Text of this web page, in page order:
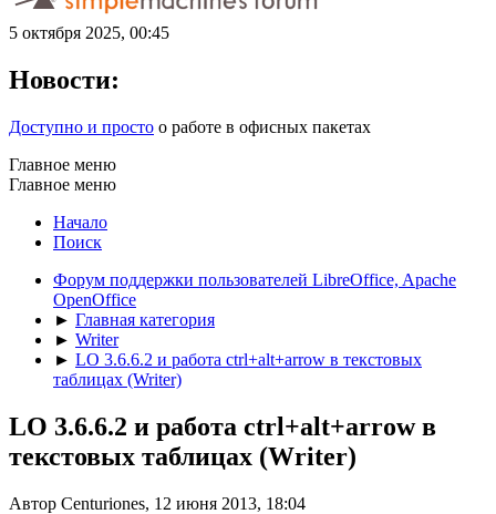
5 октября 2025, 00:45
Новости:
Доступно и просто о работе в офисных пакетах
Главное меню
Главное меню
Начало
Поиск
Форум поддержки пользователей LibreOffice, Apache
OpenOffice
► Главная категория
► Writer
► LO 3.6.6.2 и работа ctrl+alt+arrow в текстовых
таблицах (Writer)
LO 3.6.6.2 и работа ctrl+alt+arrow в
текстовых таблицах (Writer)
Автор Centuriones, 12 июня 2013, 18:04